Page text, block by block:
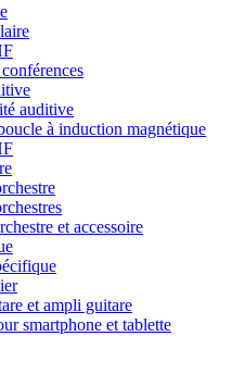
auditive
à induction magnétique
et accessoire
et ampli guitare
smartphone et tablette